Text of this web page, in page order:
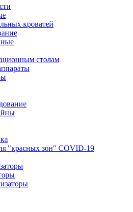
кроватей
столам
"красных зон" COVID-19